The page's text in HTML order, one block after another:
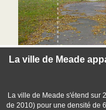
La ville de Meade
La ville de Meade s'étend sur
de 2010) pour une densité de